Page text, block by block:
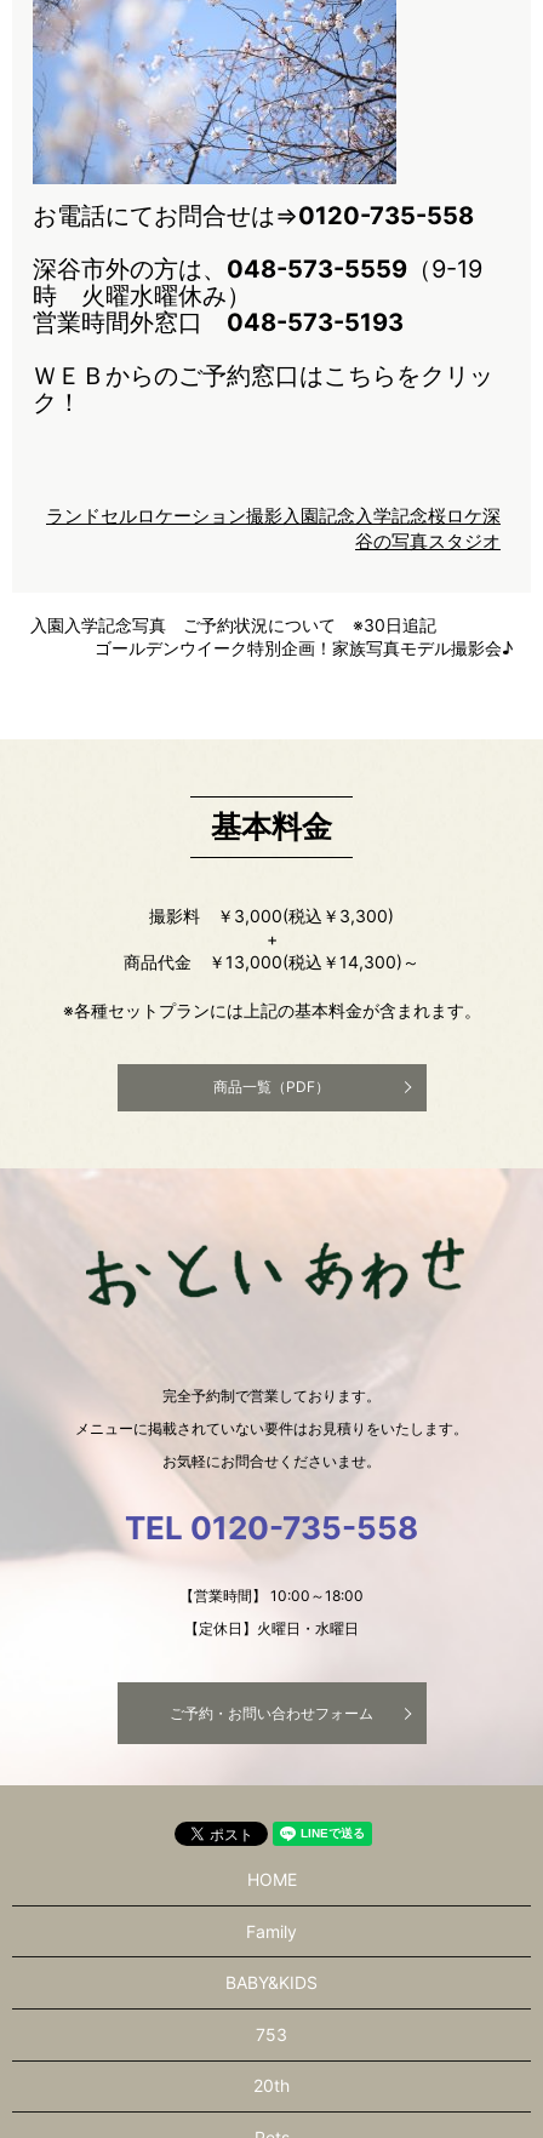
お電話にてお問合せは⇒0120-735-558
深谷市外の方は、 048-573-5559 （9-19
時 火曜水曜休み）
営業時間外窓口 048-573-5193
ＷＥＢからのご予約窓口はこちらをクリッ
ク！
ランドセルロケーション撮影入園記念 入学記念桜ロケ深
谷の写真スタジオ
入園入学記念写真 ご予約状況について ※30日追記
ゴールデンウイーク特別企画！家族写真モデル撮影会♪
基本料金
撮影料 ￥3,000(税込￥3,300)
+
商品代金 ￥13,000(税込￥14,300)～
※各種セットプランには上記の基本料金が含まれます。
商品一覧（PDF）
完全予約制で営業しております。
メニューに掲載されていない要件はお見積りをいたします。
お気軽にお問合せくださいませ。
TEL 0120-735-558
【営業時間】 10:00～18:00
【定休日】火曜日・水曜日
ご予約・お問い合わせフォーム
HOME
Family
BABY&KIDS
753
20th